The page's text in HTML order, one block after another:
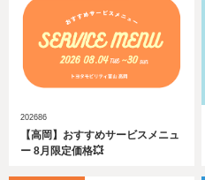
202686
【高岡】おすすめサービスメニュ
ー 8月限定価格💥